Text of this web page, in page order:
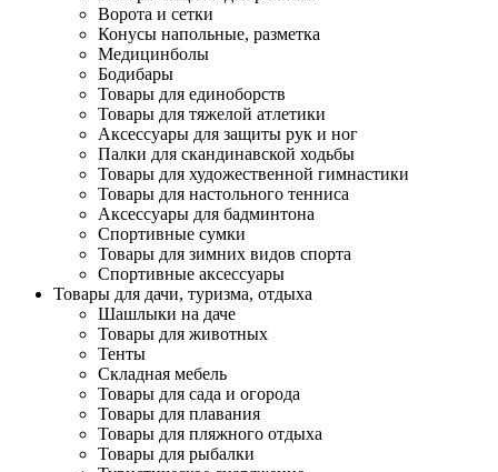
Ворота и сетки
Конусы напольные, разметка
Медицинболы
Бодибары
Товары для единоборств
Товары для тяжелой атлетики
Аксессуары для защиты рук и ног
Палки для скандинавской ходьбы
Товары для художественной гимнастики
Товары для настольного тенниса
Аксессуары для бадминтона
Спортивные сумки
Товары для зимних видов спорта
Спортивные аксессуары
Товары для дачи, туризма, отдыха
Шашлыки на даче
Товары для животных
Тенты
Складная мебель
Товары для сада и огорода
Товары для плавания
Товары для пляжного отдыха
Товары для рыбалки